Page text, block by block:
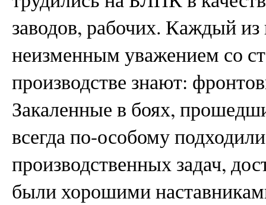
заводов, рабочих. Каждый из
неизменным уважением со
производстве знают:
Закаленные в боях,
всегда по-особому
производственных задач,
были хорошими